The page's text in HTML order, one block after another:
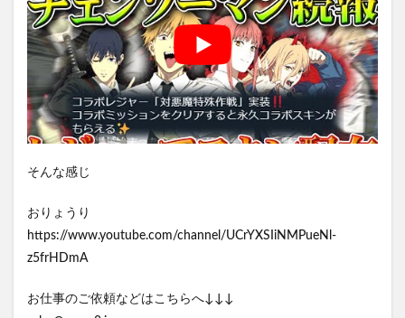
そんな感じ
おりょうり
https://www.youtube.com/channel/UCrYXSIiNMPueNl-
z5frHDmA
お仕事のご依頼などはこちらへ↓↓↓